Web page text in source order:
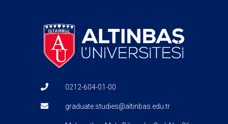
0212-604-01-00
graduate.studies@altinbas.edu.tr